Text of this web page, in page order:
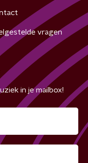
vragen
in je mailbox!